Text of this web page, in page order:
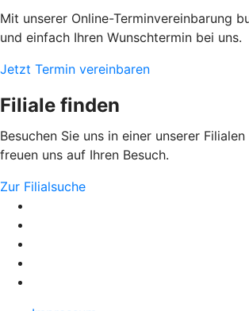
Mit unserer Online-Terminvereinbarung
und einfach Ihren Wunschtermin bei uns.
Jetzt Termin vereinbaren
Filiale finden
Besuchen Sie uns in einer unserer
freuen uns auf Ihren Besuch.
Zur Filialsuche